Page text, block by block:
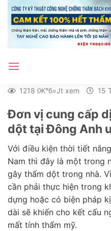
qua
nội
1218 lЖ°б»Јt xem 15
Đơn vị cung cấp
dột tại Đông Anh
Với điều kiện thời tiết
Nam thì đây là một trong
gây thấm dột trong nhà.
cần phải thực hiện trong
dựng hoặc có biện pháp
dài sẽ khiến cho kết cấu
mất tính thẩm mỹ.